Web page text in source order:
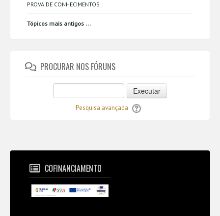
PROVA DE CONHECIMENTOS
Tópicos mais antigos ...
PROCURAR NOS FÓRUNS
Executar
Pesquisa avançada
COFINANCIAMENTO